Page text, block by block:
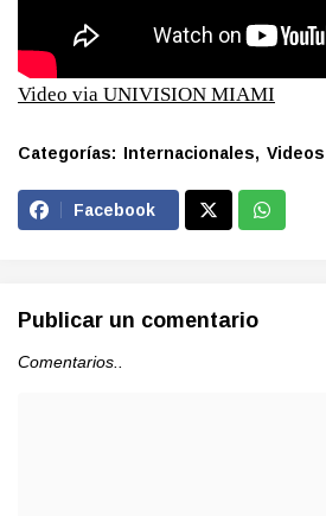
Video via UNIVISION MIAMI
Categorías: Internacionales Videos
Facebook
Publicar un comentario
Comentarios..